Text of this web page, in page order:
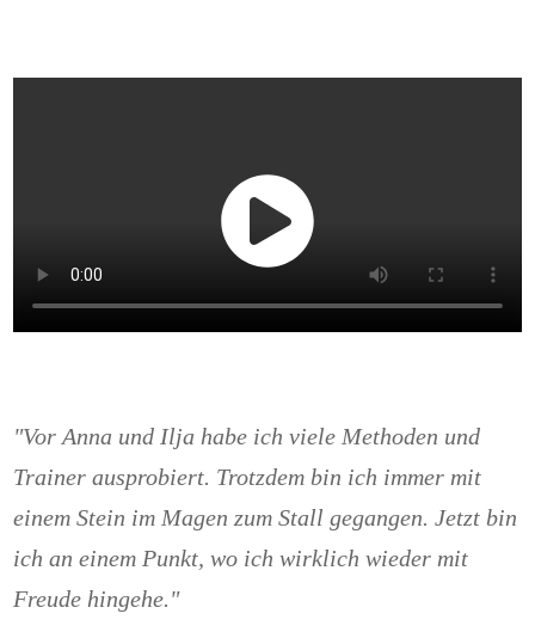
"Vor Anna und Ilja habe ich viele Methoden und
Trainer ausprobiert. Trotzdem bin ich immer mit
einem Stein im Magen zum Stall gegangen. Jetzt bin
ich an einem Punkt, wo ich wirklich wieder mit
Freude hingehe."